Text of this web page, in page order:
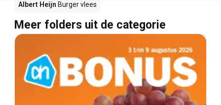
Albert Heijn Burger vlees
Meer folders uit de categorie